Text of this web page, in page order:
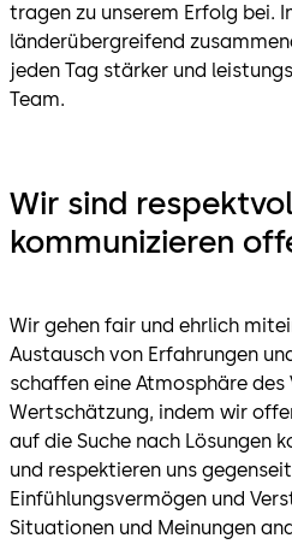
tragen zu unserem Erfolg bei.
länderübergreifend
jeden Tag stärker und
Team.
Wir sind
kommunizieren
Wir gehen fair und ehrlich
Austausch von Erfahrungen
schaffen eine Atmosphäre des
Wertschätzung, indem wir
auf die Suche nach Lösungen
und respektieren uns
Einfühlungsvermögen und
Situationen und Meinungen